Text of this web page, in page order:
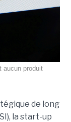
aucun produit
de long
la start-up